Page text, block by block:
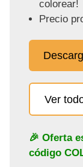
colorear!
Precio
Ver
🎉 Oferta
código